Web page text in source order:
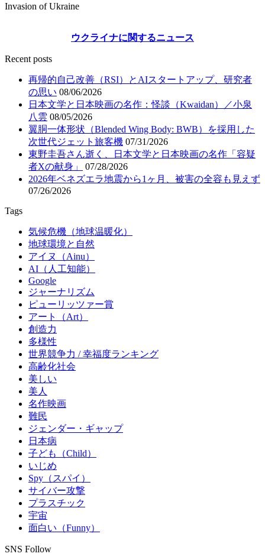
Invasion of Ukraine
ウクライナに関するニュース
Recent posts
再帰的自己改善（RSI）とAIスタートアップ、研究者
の思い 08/06/2026
日本文学と日本映画の名作：怪談（Kwaidan）／小泉
八雲 08/05/2026
翼胴一体形状（Blended Wing Body: BWB）を採用した
次世代ジェット旅客機 07/31/2026
東野圭吾さん逝く、日本文学と日本映画の名作「容疑
者Xの献身」
07/28/2026
2026年ベネズエラ地震から1ヶ月、被害の全容も見えず
07/26/2026
Tags
気候危機（地球温暖化）
地球環境と自然
アイヌ（Ainu）
AI（人工知能）
Google
ジャーナリズム
ピューリッツァー賞
アート（Art）
創造力
多様性
世界競争力 / 幸福度ランキング
高齢化社会
美しい
美人
名作映画
難民
ジェンダー・ギャップ
日本病
子ども（Child）
いじめ
Spy（スパイ）
サイバー攻撃
プラスチック
宇宙
面白い（Funny）
SNS Follow